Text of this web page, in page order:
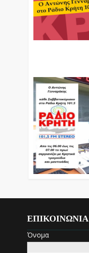
ΕΠΙΚΟΙΝΩΝΙΑ
Όνομα